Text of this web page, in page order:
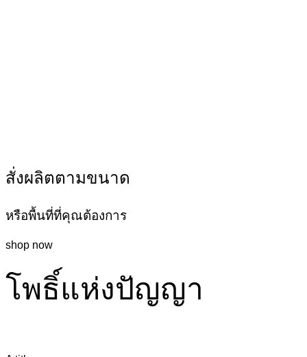
สั่งผลิตตามขนาด
หรือพื้นที่ที่คุณต้องการ
shop now
โพธิ์แห่งปัญญา